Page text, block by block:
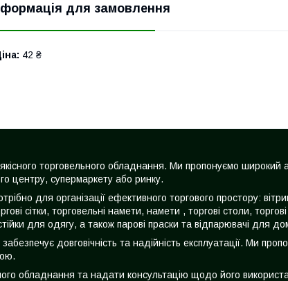
для замовлення
42 ₴
торговельного обладнання. Ми пропонуємо
центру, супермаркету або ринку.
для організації ефективного торгового простору:
сітки, торговельні намети, намети , торгові столи,
для одягу, а також парові праски та відпарювачі для
довговічність та надійність експлуатації. Ми
обладнання та надати консультацію щодо його